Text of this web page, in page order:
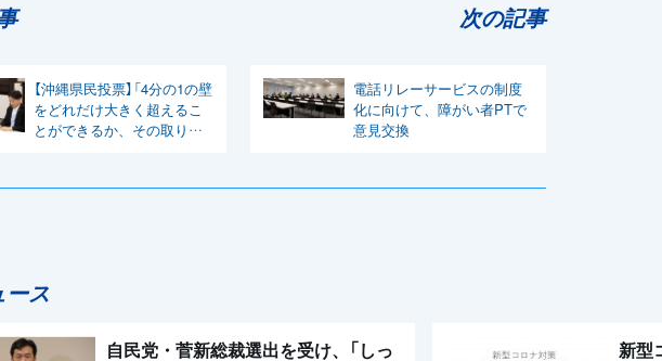
【沖縄県民投票】「4分の1の壁
をどれだけ大きく超えるこ
とができるか、その取り組
次の記事
電話リレーサービスの制度
化に向けて、障がい者PTで
意見交換
ス
自民党・菅新総裁選出を受け、「しっ 新型